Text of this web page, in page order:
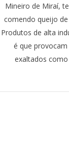
Mineiro de Miraí,
comendo queijo
Produtos de alta
é que
exaltados como